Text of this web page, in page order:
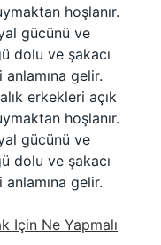
hoşlanır.
gücünü ve
dolu ve şakacı
gelir.
erkekleri açık
hoşlanır.
gücünü ve
dolu ve şakacı
gelir.
Için Ne Yapmalı